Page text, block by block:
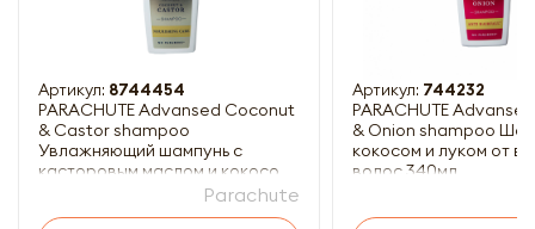
Артикул: 8744454
PARACHUTE Advansed Coconut
& Castor shampoo
Увлажняющий шампунь с
касторовым маслом и кокосом
Parachute
Артикул: 744232
PARACHUTE
& Onion shampoo
кокосом и луком от
волос 340мл